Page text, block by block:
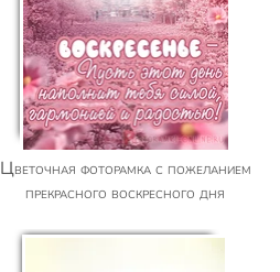
Цветочная фоторамка с пожеланием
прекрасного воскресного дня